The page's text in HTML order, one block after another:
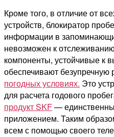
Кроме того, в отличие от
устройств, блокиратор
информации в
невозможен к
компоненты, устойчивые к
обеспечивают безупречную
погодных условиях. Это
для расчета годового
продукт SKF—
приложением. Таким
всем с помощью своего